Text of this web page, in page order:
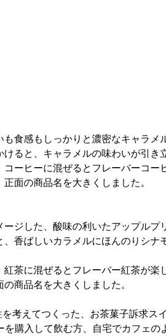
食感もしっかりと濃密なキャラメ
ると、キャラメルの味わいが引き
ーヒーに混ぜるとフレーバーコー
面の商品名を大きくしました。
ジした、酸味の利いたアップルプ
香ばしいカラメルにほんのりシナ
茶に混ぜるとフレーバー紅茶が楽
商品名を大きくしました。
考えてつくった、お茶菓子訴求ス
購入して飲む方、自宅でカフェの